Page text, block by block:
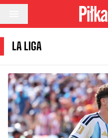
Przejdź do treści
LA LIGA